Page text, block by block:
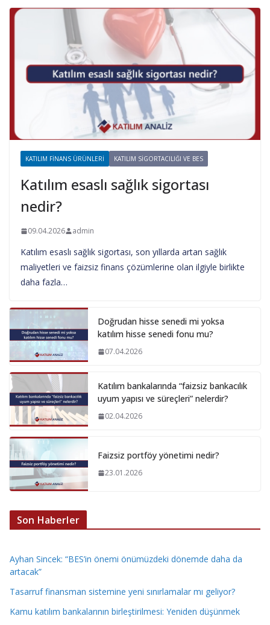
KATILIM FINANS ÜRÜNLERI KATILIM SIGORTACILIĞI VE BES
Katılım esaslı sağlık sigortası
nedir?
09.04.2026 admin
Katılım esaslı sağlık sigortası, son yıllarda artan sağlık
maliyetleri ve faizsiz finans çözümlerine olan ilgiyle birlikte
daha fazla…
Doğrudan hisse senedi mi yoksa
katılım hisse senedi fonu mu?
07.04.2026
Katılım bankalarında “faizsiz bankacılık
uyum yapısı ve süreçleri” nelerdir?
02.04.2026
Faizsiz portföy yönetimi nedir?
23.01.2026
Son Haberler
Ayhan Sincek: “BES’in önemi önümüzdeki dönemde daha da
artacak”
Tasarruf finansman sistemine yeni sınırlamalar mı geliyor?
Kamu katılım bankalarının birleştirilmesi: Yeniden düşünmek